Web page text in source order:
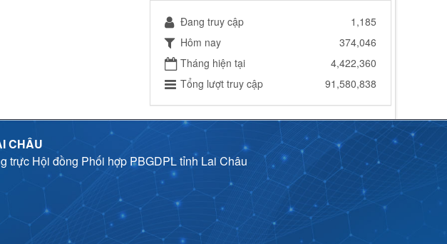
Đang truy cập
1,185
Hôm nay
374,046
Tháng hiện tại
4,422,360
Tổng lượt truy cập
91,580,838
CHÂU
trực Hội đồng Phối hợp PBGDPL tỉnh Lai Châu